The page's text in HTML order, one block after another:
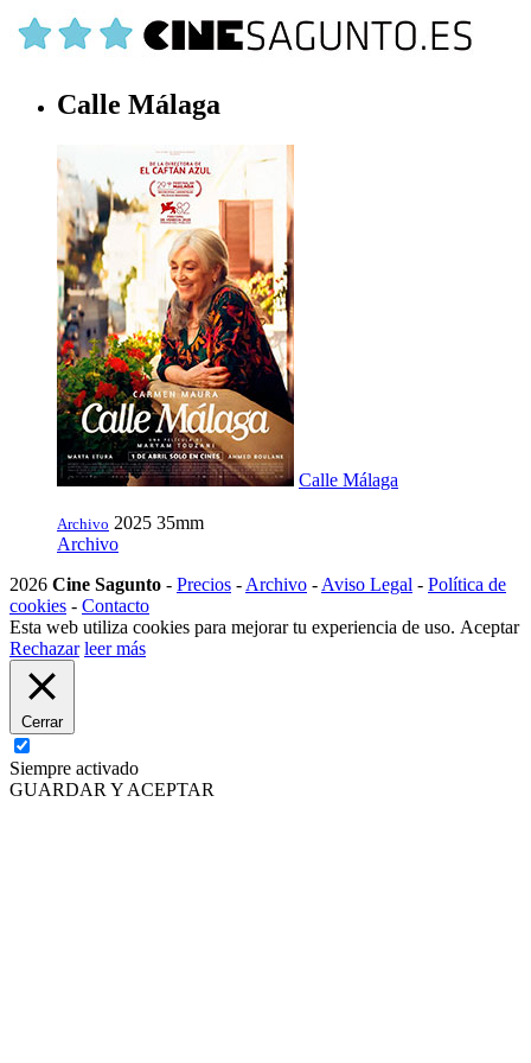
Calle Málaga
Calle Málaga
Archivo 2025 35mm
Archivo
2026 Cine Sagunto - Precios - Archivo - Aviso Legal - Política de
cookies - Contacto
Esta web utiliza cookies para mejorar tu experiencia de uso. Aceptar
Rechazar leer más
Cerrar
Siempre activado
GUARDAR Y ACEPTAR